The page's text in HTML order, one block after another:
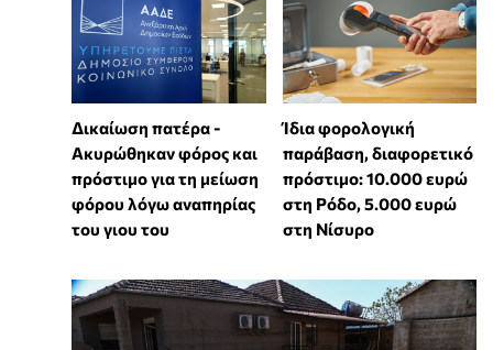
Δικαίωση πατέρα -
Ακυρώθηκαν φόρος και
πρόστιμο για τη μείωση
φόρου λόγω αναπηρίας
του γιου του
Ίδια φορολογική
παράβαση, διαφορετικό
πρόστιμο: 10.000 ευρώ
στη Ρόδο, 5.000 ευρώ
στη Νίσυρο